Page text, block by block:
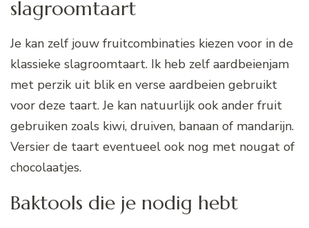
slagroomtaart
Je kan zelf jouw fruitcombinaties kiezen voor in de
klassieke slagroomtaart. Ik heb zelf aardbeienjam
met perzik uit blik en verse aardbeien gebruikt
voor deze taart. Je kan natuurlijk ook ander fruit
gebruiken zoals kiwi, druiven, banaan of mandarijn.
Versier de taart eventueel ook nog met nougat of
chocolaatjes.
Baktools die je nodig hebt